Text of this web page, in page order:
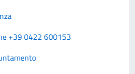
+39 0422 600153